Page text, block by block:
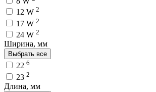
12 W 2
17 W 2
24 W 2
Ширина, мм
Выбрать все
22 6
23 2
Длина, мм